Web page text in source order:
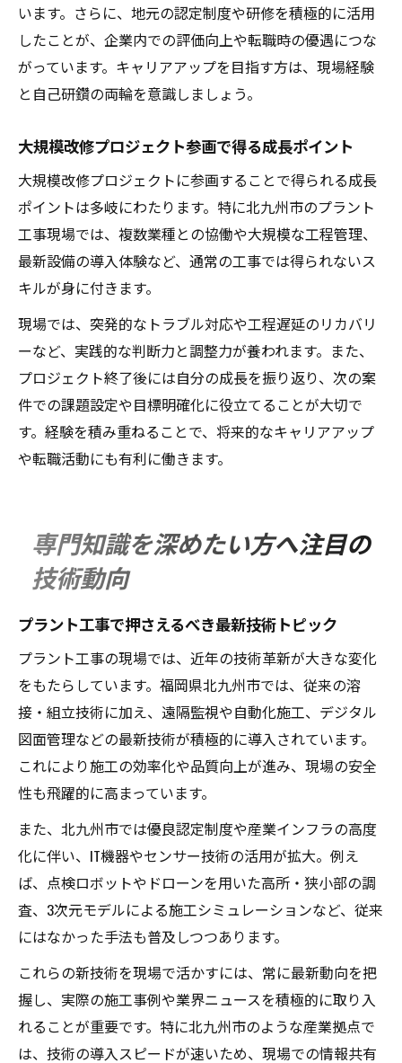
います。さらに、地元の認定制度や研修を積極的に活用
したことが、企業内での評価向上や転職時の優遇につな
がっています。キャリアアップを目指す方は、現場経験
と自己研鑽の両輪を意識しましょう。
大規模改修プロジェクト参画で得る成長ポイント
大規模改修プロジェクトに参画することで得られる成長
ポイントは多岐にわたります。特に北九州市のプラント
工事現場では、複数業種との協働や大規模な工程管理、
最新設備の導入体験など、通常の工事では得られないス
キルが身に付きます。
現場では、突発的なトラブル対応や工程遅延のリカバリ
ーなど、実践的な判断力と調整力が養われます。また、
プロジェクト終了後には自分の成長を振り返り、次の案
件での課題設定や目標明確化に役立てることが大切で
す。経験を積み重ねることで、将来的なキャリアアップ
や転職活動にも有利に働きます。
専門知識を深めたい方へ注目の
技術動向
プラント工事で押さえるべき最新技術トピック
プラント工事の現場では、近年の技術革新が大きな変化
をもたらしています。福岡県北九州市では、従来の溶
接・組立技術に加え、遠隔監視や自動化施工、デジタル
図面管理などの最新技術が積極的に導入されています。
これにより施工の効率化や品質向上が進み、現場の安全
性も飛躍的に高まっています。
また、北九州市では優良認定制度や産業インフラの高度
化に伴い、IT機器やセンサー技術の活用が拡大。例え
ば、点検ロボットやドローンを用いた高所・狭小部の調
査、3次元モデルによる施工シミュレーションなど、従来
にはなかった手法も普及しつつあります。
これらの新技術を現場で活かすには、常に最新動向を把
握し、実際の施工事例や業界ニュースを積極的に取り入
れることが重要です。特に北九州市のような産業拠点で
は、技術の導入スピードが速いため、現場での情報共有